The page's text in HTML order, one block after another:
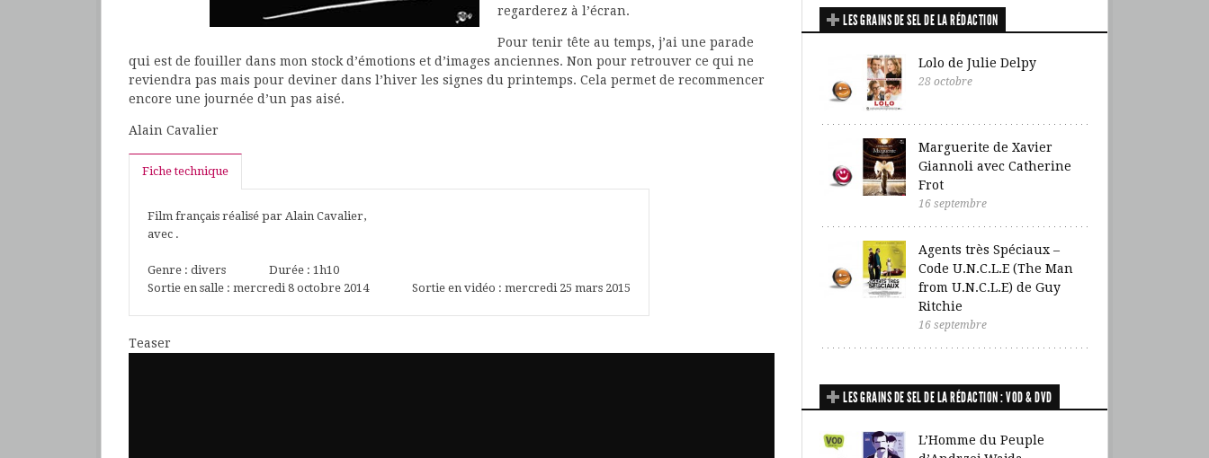
regarderez à l’écran.
Pour tenir tête au temps, j’ai une parade
qui est de fouiller dans mon stock d’émotions et d’images anciennes. Non pour retrouver ce qui ne
reviendra pas mais pour deviner dans l’hiver les signes du printemps. Cela permet de recommencer
encore une journée d’un pas aisé.
Alain Cavalier
Fiche technique
Film français réalisé par Alain Cavalier,
avec .
Genre : divers Durée : 1h10
Sortie en salle : mercredi 8 octobre 2014 Sortie en vidéo : mercredi 25 mars 2015
Teaser
LES GRAINS DE SEL DE LA RÉDACTION
Lolo de Julie Delpy
28 octobre
Marguerite de Xavier
Giannoli avec Catherine
Frot
16 septembre
Agents très Spéciaux –
Code U.N.C.L.E (The Man
from U.N.C.L.E) de Guy
Ritchie
16 septembre
LES GRAINS DE SEL DE LA RÉDACTION : VOD & DVD
L’Homme du Peuple